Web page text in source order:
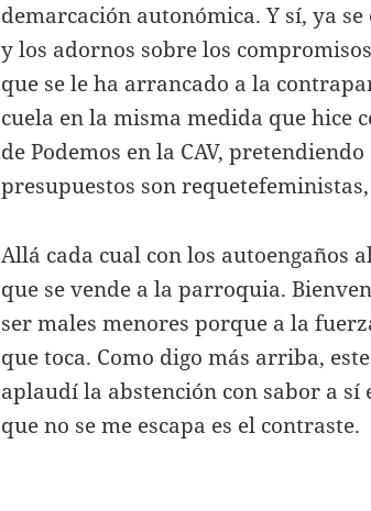
demarcación autonómica. Y sí, ya
y los adornos sobre los
que se le ha arrancado a la
cuela en la misma medida que hice
de Podemos en la CAV,
presupuestos son
Allá cada cual con los autoengaños
que se vende a la parroquia.
ser males menores porque a la
que toca. Como digo más arriba,
aplaudí la abstención con sabor a sí
que no se me escapa es el contraste.